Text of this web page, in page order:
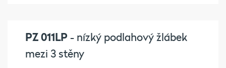
PZ 011LP - nízký podlahový žlábek
mezi 3 stěny